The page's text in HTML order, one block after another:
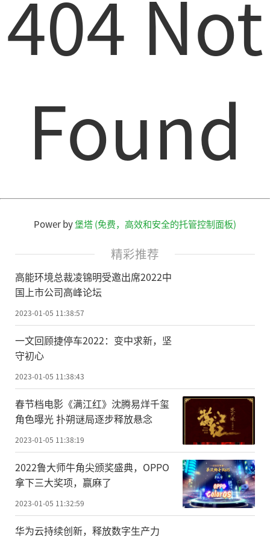
404 Not
Found
Power by堡塔 (免费，高效和安全的托管控制面板)
精彩推荐
高能环境总裁凌锦明受邀出席2022中
国上市公司高峰论坛
2023-01-05 11:38:57
一文回顾捷停车2022：变中求新，坚
守初心
2023-01-05 11:38:43
春节档电影《满江红》沈腾易烊千玺
角色曝光 扑朔谜局逐步释放悬念
2023-01-05 11:38:19
2022鲁大师牛角尖颁奖盛典，OPPO
拿下三大奖项，赢麻了
2023-01-05 11:32:59
华为云持续创新，释放数字生产力